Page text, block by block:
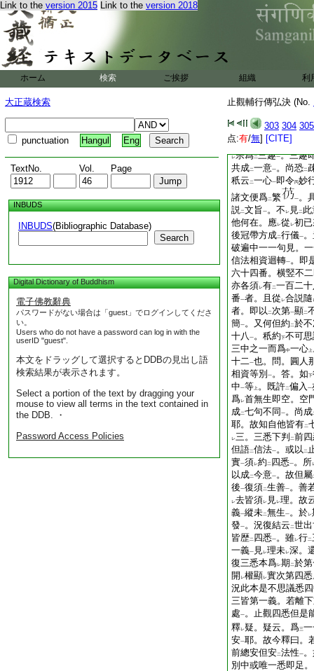
Link to the version 2015 Link to the version 2018
ホーム 検索 ご挨拶 組織 利
大正蔵検索
punctuation Hangul Eng
TextNo. Vol. Page
INBUDS
INBUDS(Bibliographic Database)
Search
Digital Dictionary of Buddhism
電子佛教辭典
パスワードがない場合は「guest」でログインしてくださ
い。
Users who do not have a password can log in with the
userID "guest".
本文をドラッグして選択するとDDBの見出し語
検索結果が表示されます。
Select a portion of the text by dragging your
mouse to view all terms in the text contained in
the DDB. ・
Password Access Policies
止觀輔行傳弘決 (No.
303 304 305
点:有/無] [CITE]
次第三觀一。
若就之言
。次
擧故云レ 二
頓等三止觀外。
總若別。並是圓頓填
三觀 。一一觀中皆
一心一 乃成二四番一
レ見
頓漸不定之三一。故
所發爲二 三觀 。觀
レ宗爲二三趣一。三趣
共成二一意一。尚恐二
秖云 二一心一即令丙妙
諸文便爲二繁 一。
説二文旨一。不 レ 見二 此
他何在。應レ從 レ初
後冠帶方成二行儀一
破遍中一一句見。
信法相資迴轉一。即
六十四番。横竪不
亦各須レ有二一百二
番一者。且從 レ合説隨
者。即以 二次第一顯二
簡一。又何但約 二於
十八一。秖約下不可
三中之一而爲中一心 上
十二一也。問。圓人
相資等別 一。答。如下
中一等 上 。既許二偏入 一
爲レ首無生即空。空
成二七句不同 一。尚成
耶。故知自他皆有二
レ三。三悉下判 二前
但語二信法一。或以 二
實一須レ約 二 四悉一。所
以成二今意一。故但屬
後一復須二生善一。善
レ去皆須レ 見レ理。故
義一縱未二無生一。於レ
發一。況復結云 二世
皆歴二 四悉一。雖レ行二
一義一 見レ理未レ深。
復三悉本爲レ期 二於
開 レ權顯レ實次第四
況此本是不思議悉
三皆第一義。若離
處一。止觀四悉但是
釋レ疑。疑云。爲三
安一耶。故今釋曰。
前總安但安二法性一
別中或唯一悉即足